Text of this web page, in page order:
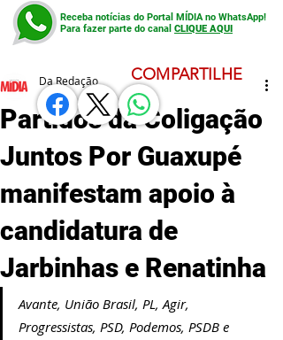
Receba notícias do Portal MÍDIA no WhatsApp!
Para fazer parte do canal CLIQUE AQUI
Partidos da Coligação
Juntos Por Guaxupé
manifestam apoio à
candidatura de
Jarbinhas e Renatinha
Da Redação
Avante, União Brasil, PL, Agir,
Progressistas, PSD, Podemos, PSDB e
COMPARTILHE